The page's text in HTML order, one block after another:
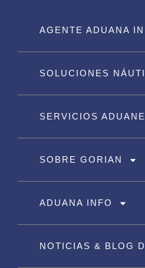
AGENTE ADUANA
SOLUCIONES
SERVICIOS
SOBRE GORIAN
ADUANA INFO
NOTICIAS & BLOG